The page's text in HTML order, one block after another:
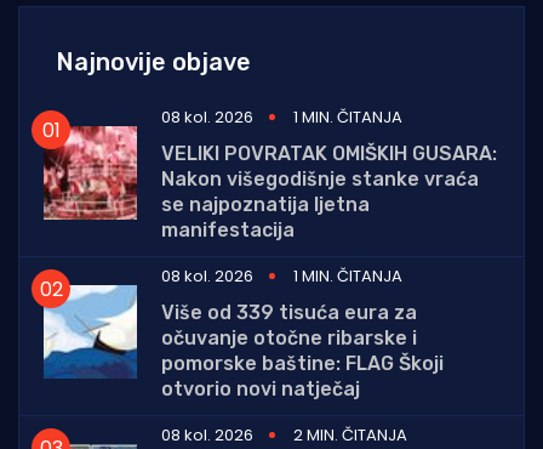
Najnovije objave
08 kol. 2026
1 MIN. ČITANJA
VELIKI POVRATAK OMIŠKIH GUSARA:
Nakon višegodišnje stanke vraća
se najpoznatija ljetna
manifestacija
08 kol. 2026
1 MIN. ČITANJA
Više od 339 tisuća eura za
očuvanje otočne ribarske i
pomorske baštine: FLAG Škoji
otvorio novi natječaj
08 kol. 2026
2 MIN. ČITANJA